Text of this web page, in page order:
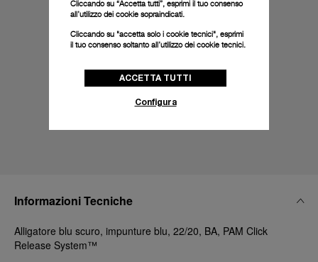
Informazioni Tecniche
Alligatore blu scuro, impunture blu, 22/20, BA, PAM Click
Release System™
Cliccando su “Accetta tutti”, esprimi il tuo consenso
all’utilizzo dei cookie sopraindicati.
Cliccando su "accetta solo i cookie tecnici", esprimi
il tuo consenso soltanto all’utilizzo dei cookie tecnici.
ACCETTA TUTTI
Configura